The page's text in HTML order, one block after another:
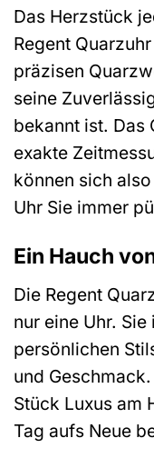
Das Herzstück
Regent
präzisen
seine
bekannt ist. Das
exakte
können sich
Uhr Sie immer
Ein Hauch
Die Regent
nur eine Uhr.
persönlichen
und
Stück Luxus am
Tag aufs Neue